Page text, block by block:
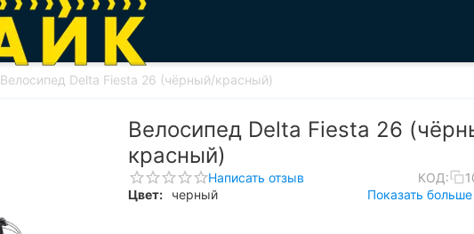
Велосипед Delta Fiesta 26 (чёрный/красный)
Велосипед Delta Fiesta 26
красный)
Написать отзыв КОД:
Цвет:
черный Показать